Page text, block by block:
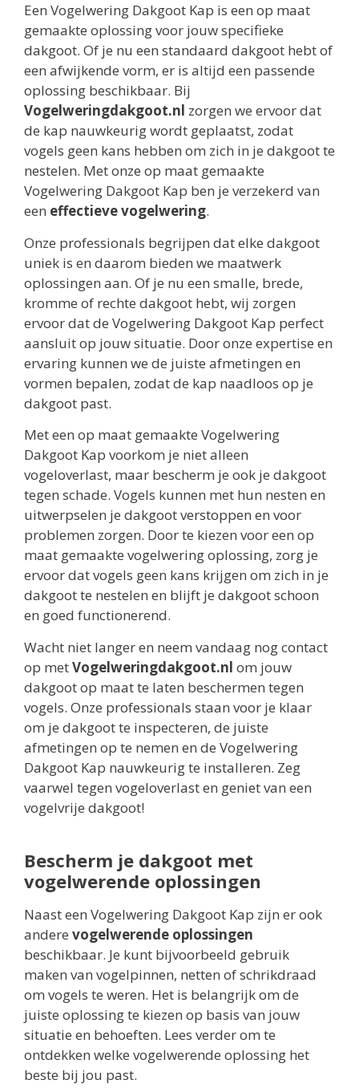
Een Vogelwering Dakgoot Kap is een op maat
gemaakte oplossing voor jouw specifieke
dakgoot. Of je nu een standaard dakgoot hebt of
een afwijkende vorm, er is altijd een passende
oplossing beschikbaar. Bij
Vogelweringdakgoot.nl zorgen we ervoor dat
de kap nauwkeurig wordt geplaatst, zodat
vogels geen kans hebben om zich in je dakgoot te
nestelen. Met onze op maat gemaakte
Vogelwering Dakgoot Kap ben je verzekerd van
een effectieve vogelwering.
Onze professionals begrijpen dat elke dakgoot
uniek is en daarom bieden we maatwerk
oplossingen aan. Of je nu een smalle, brede,
kromme of rechte dakgoot hebt, wij zorgen
ervoor dat de Vogelwering Dakgoot Kap perfect
aansluit op jouw situatie. Door onze expertise en
ervaring kunnen we de juiste afmetingen en
vormen bepalen, zodat de kap naadloos op je
dakgoot past.
Met een op maat gemaakte Vogelwering
Dakgoot Kap voorkom je niet alleen
vogeloverlast, maar bescherm je ook je dakgoot
tegen schade. Vogels kunnen met hun nesten en
uitwerpselen je dakgoot verstoppen en voor
problemen zorgen. Door te kiezen voor een op
maat gemaakte vogelwering oplossing, zorg je
ervoor dat vogels geen kans krijgen om zich in je
dakgoot te nestelen en blijft je dakgoot schoon
en goed functionerend.
Wacht niet langer en neem vandaag nog contact
op metVogelweringdakgoot.nl om jouw
dakgoot op maat te laten beschermen tegen
vogels. Onze professionals staan voor je klaar
om je dakgoot te inspecteren, de juiste
afmetingen op te nemen en de Vogelwering
Dakgoot Kap nauwkeurig te installeren. Zeg
vaarwel tegen vogeloverlast en geniet van een
vogelvrije dakgoot!
Bescherm je dakgoot met
vogelwerende oplossingen
Naast een Vogelwering Dakgoot Kap zijn er ook
andere vogelwerende oplossingen
beschikbaar. Je kunt bijvoorbeeld gebruik
maken van vogelpinnen, netten of schrikdraad
om vogels te weren. Het is belangrijk om de
juiste oplossing te kiezen op basis van jouw
situatie en behoeften. Lees verder om te
ontdekken welke vogelwerende oplossing het
beste bij jou past.